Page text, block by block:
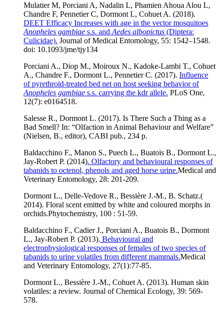
Mulatier M, Porciani A, Nadalin L, Phamien Ahoua Alou L,
Chandre F, Pennetier C, Dormont L, Cohuet A. (2018).
DEET Efficacy Increases with age in the vector mosquitoes
Anopheles gambiae s.s. and Aedes albopictus (Diptera:
Culicidae). Journal of Medical Entomology, 55: 1542–1548.
doi: 10.1093/jme/tjy134
Porciani A., Diop M., Moiroux N., Kadoke-Lambi T., Cohuet
A., Chandre F., Dormont L., Pennetier C. (2017). Influence
of pyrethroïd-treated bed net on host seeking behavior of
Anopheles gambiae s.s. carrying the kdr allele. PLoS One,
12(7): e0164518.
Salesse R., Dormont L. (2017). Is There Such a Thing as a
Bad Smell? In: “Olfaction in Animal Behaviour and Welfare”
(Nielsen, B., editor), CABI pub., 234 p.
Baldacchino F., Manon S., Puech L., Buatois B., Dormont L.,
Jay-Robert P. (2014). Olfactory and behavioural responses of
tabanids to octenol, phenols and aged horse urine.Medical and
Veterinary Entomology, 28: 201-209.
Dormont L., Delle-Vedove R., Bessière J.-M., B. Schatz.(
2014). Floral scent emitted by white and coloured morphs in
orchids.Phytochemistry, 100 : 51-59.
Baldacchino F., Cadier J., Porciani A., Buatois B., Dormont
L., Jay-Robert P. (2013). Behavioural and
electrophysiological responses of females of two species of
tabanids to urine volatiles from different mammals.Medical
and Veterinary Entomology, 27(1):77-85.
Dormont L., Bessière J.-M., Cohuet A. (2013). Human skin
volatiles: a review. Journal of Chemical Ecology, 39: 569-
578.